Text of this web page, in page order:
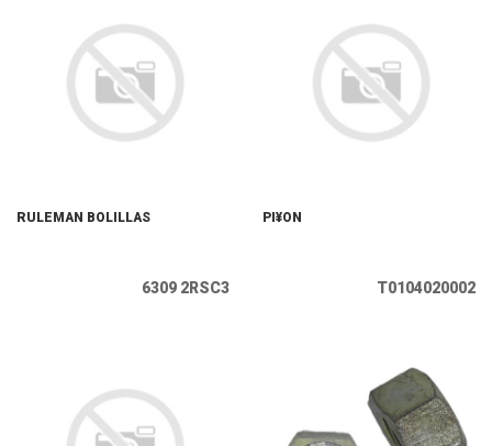
RULEMAN BOLILLAS
6309 2RSC3
PI¥ON
T0104020002